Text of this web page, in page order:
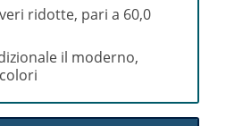
ridotte, pari a 60,0
il moderno,